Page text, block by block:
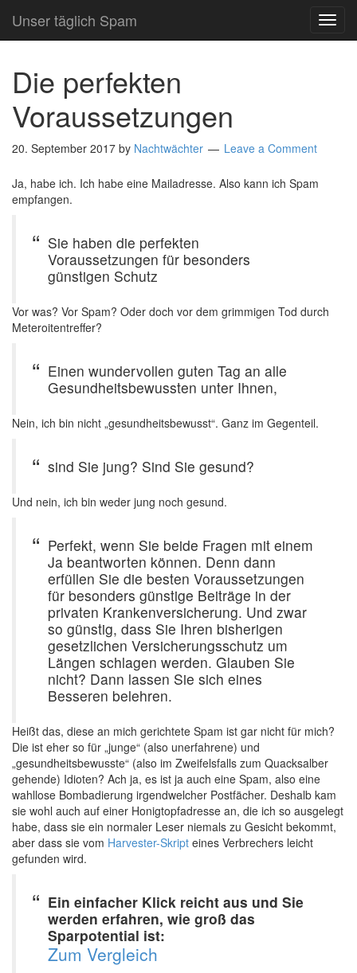
Unser täglich Spam
Die perfekten
Voraussetzungen
20. September 2017 by Nachtwächter Leave a Comment
Ja, habe ich. Ich habe eine Mailadresse. Also kann ich Spam
empfangen.
Sie haben die perfekten
Voraussetzungen für besonders
günstigen Schutz
Vor was? Vor Spam? Oder doch vor dem grimmigen Tod durch
Meteroitentreffer?
Einen wundervollen guten Tag an alle
Gesundheitsbewussten unter Ihnen,
Nein, ich bin nicht „gesundheitsbewusst“. Ganz im Gegenteil.
sind Sie jung? Sind Sie gesund?
Und nein, ich bin weder jung noch gesund.
Perfekt, wenn Sie beide Fragen mit einem
Ja beantworten können. Denn dann
erfüllen Sie die besten Voraussetzungen
für besonders günstige Beiträge in der
privaten Krankenversicherung. Und zwar
so günstig, dass Sie Ihren bisherigen
gesetzlichen Versicherungsschutz um
Längen schlagen werden. Glauben Sie
nicht? Dann lassen Sie sich eines
Besseren belehren.
Heißt das, diese an mich gerichtete Spam ist gar nicht für mich?
Die ist eher so für „junge“ (also unerfahrene) und
„gesundheitsbewusste“ (also im Zweifelsfalls zum Quacksalber
gehende) Idioten? Ach ja, es ist ja auch eine Spam, also eine
wahllose Bombadierung irgendwelcher Postfächer. Deshalb kam
sie wohl auch auf einer Honigtopfadresse an, die ich so ausgelegt
habe, dass sie ein normaler Leser niemals zu Gesicht bekommt,
aber dass sie vom Harvester-Skript eines Verbrechers leicht
gefunden wird.
Ein einfacher Klick reicht aus und Sie
werden erfahren, wie groß das
Sparpotential ist:
Zum Vergleich